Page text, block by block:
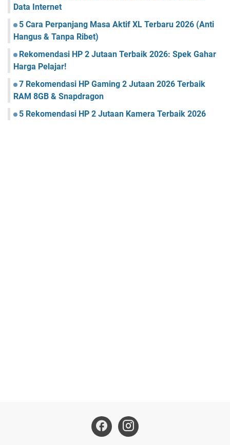
Data Internet
5 Cara Perpanjang Masa Aktif XL Terbaru 2026 (Anti
Hangus & Tanpa Ribet)
Rekomendasi HP 2 Jutaan Terbaik 2026: Spek Gahar
Harga Pelajar!
7 Rekomendasi HP Gaming 2 Jutaan 2026 Terbaik
RAM 8GB & Snapdragon
5 Rekomendasi HP 2 Jutaan Kamera Terbaik 2026